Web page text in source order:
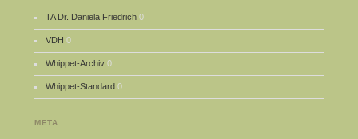
TA Dr. Daniela Friedrich 0
VDH 0
Whippet-Archiv 0
Whippet-Standard 0
META